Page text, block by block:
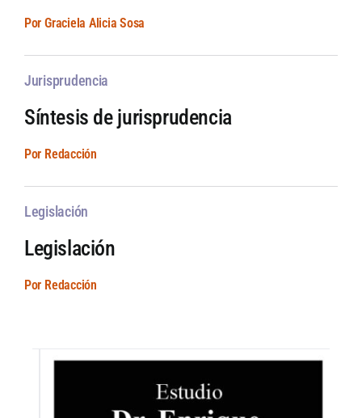
Por Graciela Alicia Sosa
Jurisprudencia
Síntesis de jurisprudencia
Por Redacción
Legislación
Legislación
Por Redacción